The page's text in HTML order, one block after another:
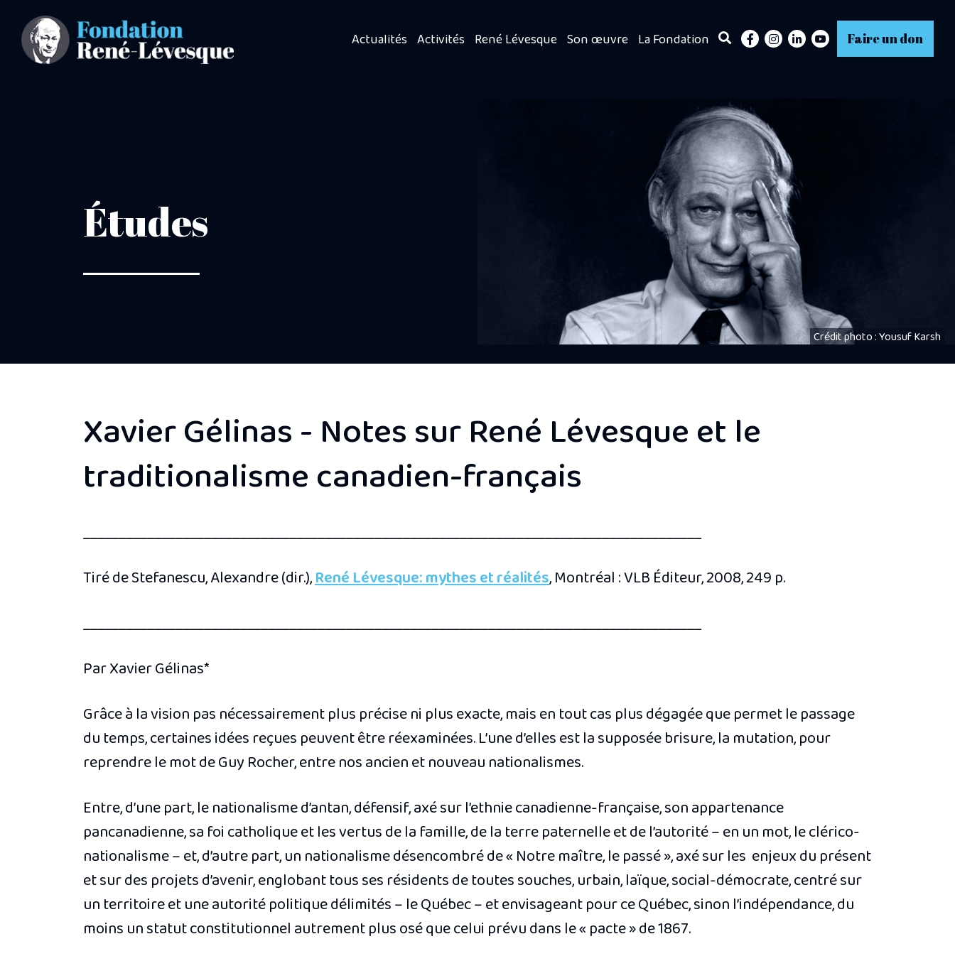
Actualités Activités René Lévesque Son œuvre La Fondation Faire un don
Crédit photo : Yousuf Karsh
Études
Xavier Gélinas - Notes sur René Lévesque et le
traditionalisme canadien-français
_______________________________________________________________________________________
Tiré de Stefanescu, Alexandre (dir.),René Lévesque: mythes et réalités, Montréal : VLB Éditeur, 2008, 249 p.
_______________________________________________________________________________________
Par Xavier Gélinas*
Grâce à la vision pas nécessairement plus précise ni plus exacte, mais en tout cas plus dégagée que permet le passage
du temps, certaines idées reçues peuvent être réexaminées. L’une d’elles est la supposée brisure, la mutation, pour
reprendre le mot de Guy Rocher, entre nos ancien et nouveau nationalismes.
Entre, d’une part, le nationalisme d’antan, défensif, axé sur l’ethnie canadienne-française, son appartenance
pancanadienne, sa foi catholique et les vertus de la famille, de la terre paternelle et de l’autorité – en un mot, le clérico-
nationalisme – et, d’autre part, un nationalisme désencombré de « Notre maître, le passé », axé sur les enjeux du présent
et sur des projets d’avenir, englobant tous ses résidents de toutes souches, urbain, laïque, social-démocrate, centré sur
un territoire et une autorité politique délimités – le Québec – et envisageant pour ce Québec, sinon l’indépendance, du
moins un statut constitutionnel autrement plus osé que celui prévu dans le « pacte » de 1867.